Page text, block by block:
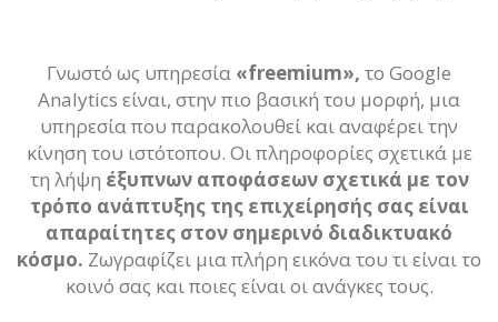
Γνωστό ως υπηρεσία «freemium», το Google
Analytics είναι, στην πιο βασική του μορφή, μια
υπηρεσία που παρακολουθεί και αναφέρει την
κίνηση του ιστότοπου. Οι πληροφορίες σχετικά με
τη λήψη έξυπνων αποφάσεων σχετικά με τον
τρόπο ανάπτυξης της επιχείρησής σας είναι
απαραίτητες στον σημερινό διαδικτυακό
κόσμο. Ζωγραφίζει μια πλήρη εικόνα του τι είναι το
κοινό σας και ποιες είναι οι ανάγκες τους.